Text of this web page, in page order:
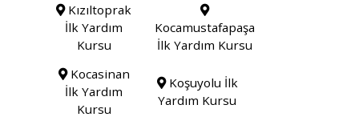
Kızıltoprak
İlk Yardım
Kursu
Kocamustafapaşa
İlk Yardım Kursu
Kocasinan
İlk Yardım
Kursu
Koşuyolu İlk
Yardım Kursu